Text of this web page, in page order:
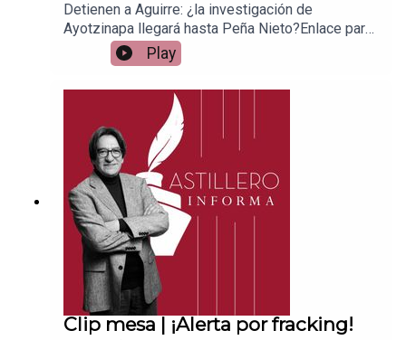
Detienen a Aguirre: ¿la investigación de
Ayotzinapa llegará hasta Peña Nieto?Enlace para
apoyar vía
Patreon:https://www.patreon.com/julioastilleroEnl
ace para hacer donaciones vía
PayPal:https://www.paypal.me/julioastilleroCuent
a para hacer transferencias a cuenta BBVA a
nombre de Julio Hernández López:
1539408017CLABE: 012 320 01539408017
2Tienda:https://julioastillerotienda.com/
Play
Clip mesa | ¡Alerta por fracking!